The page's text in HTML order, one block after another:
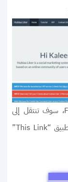
بعد النقر على ايقونة Fans Page Liker، سوف تنتقل إلى
صفحة أخرى. وهنا ستنقر على تصريح التطبيق “This Link”